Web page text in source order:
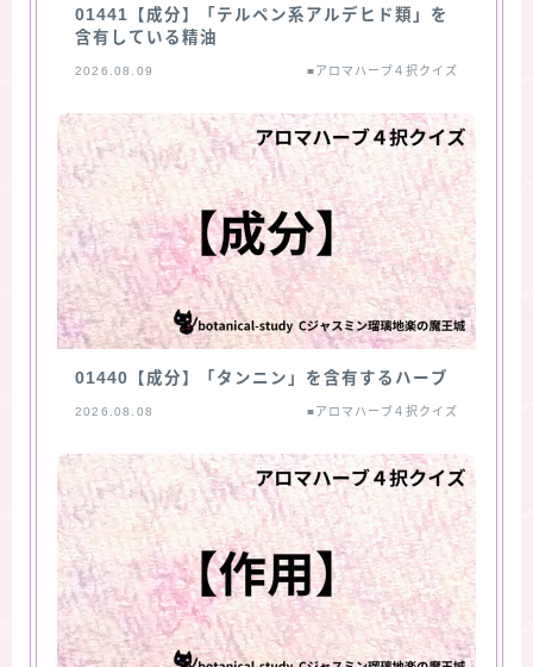
01441【成分】「テルペン系アルデヒド類」を
含有している精油
2026.08.09 ■アロマハーブ４択クイズ
01440【成分】「タンニン」を含有するハーブ
2026.08.08 ■アロマハーブ４択クイズ